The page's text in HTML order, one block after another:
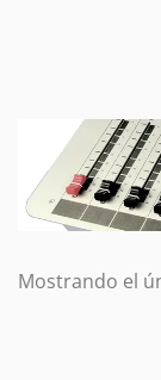
Mostrando el